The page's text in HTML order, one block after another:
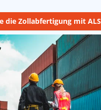
die Zollabfertigung mit ALS